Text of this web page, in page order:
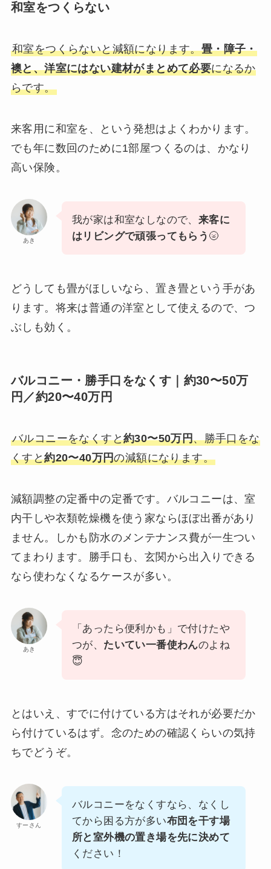
和室をつくらない
和室をつくらないと減額になります。畳・障子・
襖と、洋室にはない建材がまとめて必要になるか
らです。
来客用に和室を、という発想はよくわかります。
でも年に数回のために1部屋つくるのは、かなり
高い保険。
あき
我が家は和室なしなので、 来客に
はリビングで頑張ってもらう 🌝
どうしても畳がほしいなら、置き畳という手があ
ります。将来は普通の洋室として使えるので、つ
ぶしも効く。
バルコニー・勝手口をなくす｜約30〜50万
円／約20〜40万円
バルコニーをなくすと約30〜50万円、勝手口をな
くすと約20〜40万円の減額になります。
減額調整の定番中の定番です。バルコニーは、室
内干しや衣類乾燥機を使う家ならほぼ出番があり
ません。しかも防水のメンテナンス費が一生つい
てまわります。勝手口も、玄関から出入りできる
なら使わなくなるケースが多い。
あき
「あったら便利かも」で付けたや
つが、 たいてい一番使わんのよね
😇
とはいえ、すでに付けている方はそれが必要だか
ら付けているはず。念のための確認くらいの気持
ちでどうぞ。
すーさん
バルコニーをなくすなら、なくし
てから困る方が多い布団を干す場
所と室外機の置き場を先に決めて
ください！